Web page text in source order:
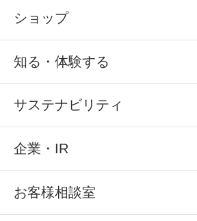
ショップ
知る・体験する
サステナビリティ
企業・IR
お客様相談室